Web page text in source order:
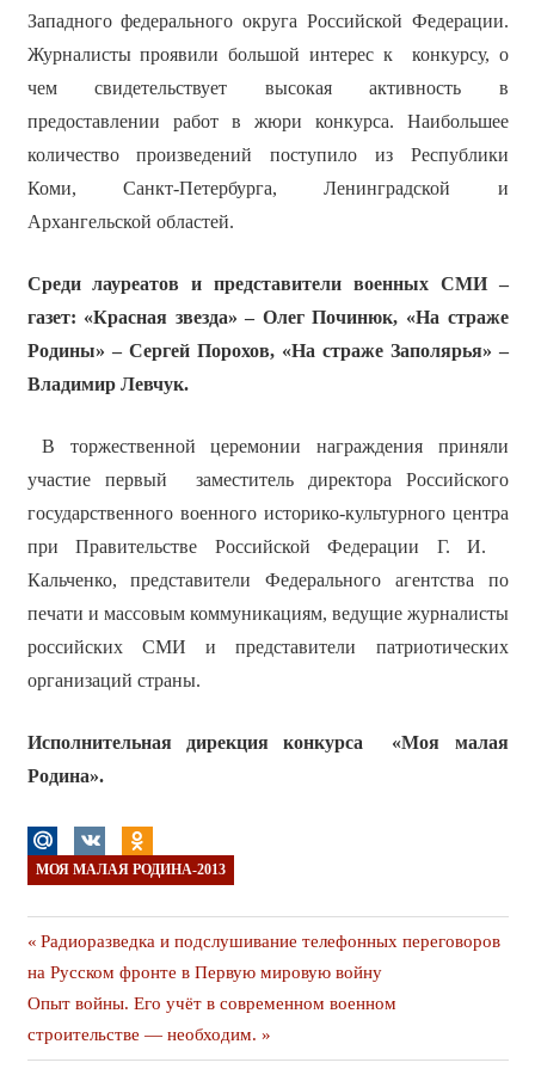
Западного федерального округа Российской Федерации.
Журналисты проявили большой интерес к конкурсу, о
чем свидетельствует высокая активность в
предоставлении работ в жюри конкурса. Наибольшее
количество произведений поступило из Республики
Коми, Санкт-Петербурга, Ленинградской и
Архангельской областей.
Среди лауреатов и представители военных СМИ –
газет: «Красная звезда» – ОлегПочинюк, «На страже
Родины» – Сергей Порохов, «На страже Заполярья» –
Владимир Левчук.
В торжественной церемонии награждения приняли
участие первый заместитель директора Российского
государственного военного историко-культурного центра
при Правительстве Российской Федерации Г. И.
Кальченко, представители Федерального агентства по
печати и массовым коммуникациям, ведущие журналисты
российских СМИ и представители патриотических
организаций страны.
Исполнительная дирекция конкурса «Моя малая
Родина».
МОЯ МАЛАЯ РОДИНА-2013
Навигация
по
записям
Предыдущая
публикация
Радиоразведка и подслушивание телефонных переговоров
на Русском фронте в Первую мировую войну
Следующая
публикация
Опыт войны. Его учёт в современном военном
строительстве — необходим.